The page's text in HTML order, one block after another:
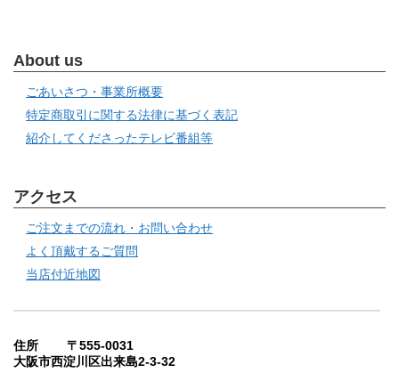
About us
ごあいさつ・事業所概要
特定商取引に関する法律に基づく表記
紹介してくださったテレビ番組等
アクセス
ご注文までの流れ・お問い合わせ
よく頂戴するご質問
当店付近地図
住所 〒555-0031
大阪市西淀川区出来島2-3-32